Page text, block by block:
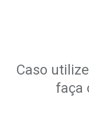
Caso
faça